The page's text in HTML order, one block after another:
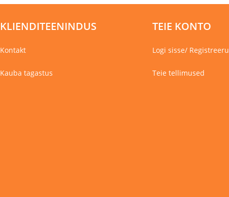
tootelehel.
KLIENDITEENINDUS
Kontakt
Kauba tagastus
TEIE KONTO
Logi sisse/ Registreeru
Teie tellimused